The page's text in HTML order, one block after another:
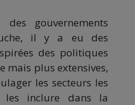
gouvernements
il y a eu des
des politiques
mais plus extensives,
les secteurs les
inclure dans la